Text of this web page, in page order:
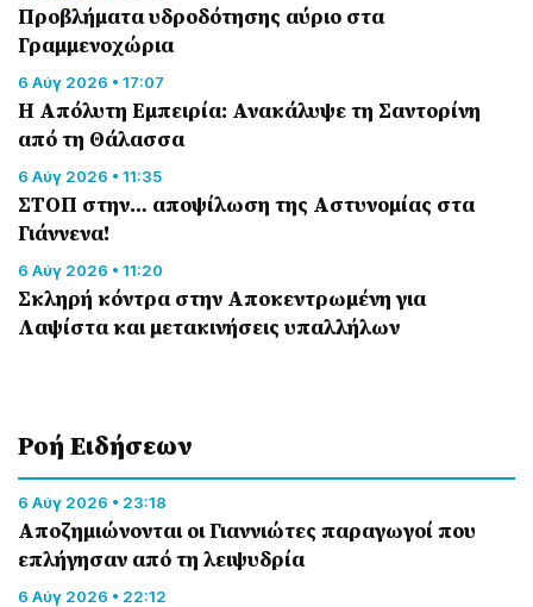
Προβλήματα υδροδότησης αύριο στα
Γραμμενοχώρια
6 Αύγ 2026 • 17:07
Η Απόλυτη Εμπειρία: Ανακάλυψε τη Σαντορίνη
από τη Θάλασσα
6 Αύγ 2026 • 11:35
ΣΤΟΠ στην… αποψίλωση της Αστυνομίας στα
Γιάννενα!
6 Αύγ 2026 • 11:20
Σκληρή κόντρα στην Αποκεντρωμένη για
Λαψίστα και μετακινήσεις υπαλλήλων
Ροή Eιδήσεων
6 Αύγ 2026 • 23:18
Αποζημιώνονται οι Γιαννιώτες παραγωγοί που
επλήγησαν από τη λειψυδρία
6 Αύγ 2026 • 22:12